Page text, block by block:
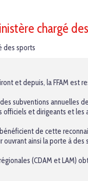
chargé
et depuis, la FFAM
subventions annuelles
et dirigeants et les
de cette
ainsi la porte à
(CDAM et LAM)